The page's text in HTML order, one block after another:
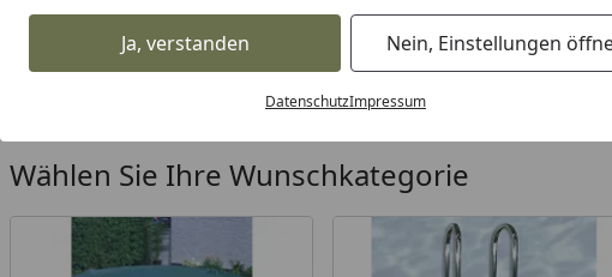
Ja, verstanden Nein, Einstellungen
DatenschutzImpressum
Startseite
Zubehör & Anbauteile
Zubehör & Anbauteile für Pools
Wählen Sie Ihre Wunschkategorie